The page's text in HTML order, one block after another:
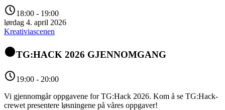
18:00 - 19:00
lørdag 4. april 2026
Kreativiascenen
TG:HACK 2026 GJENNOMGANG
19:00 - 20:00
Vi gjennomgår oppgavene for TG:Hack 2026. Kom å se TG:Hack-
crewet presentere løsningene på våres oppgaver!